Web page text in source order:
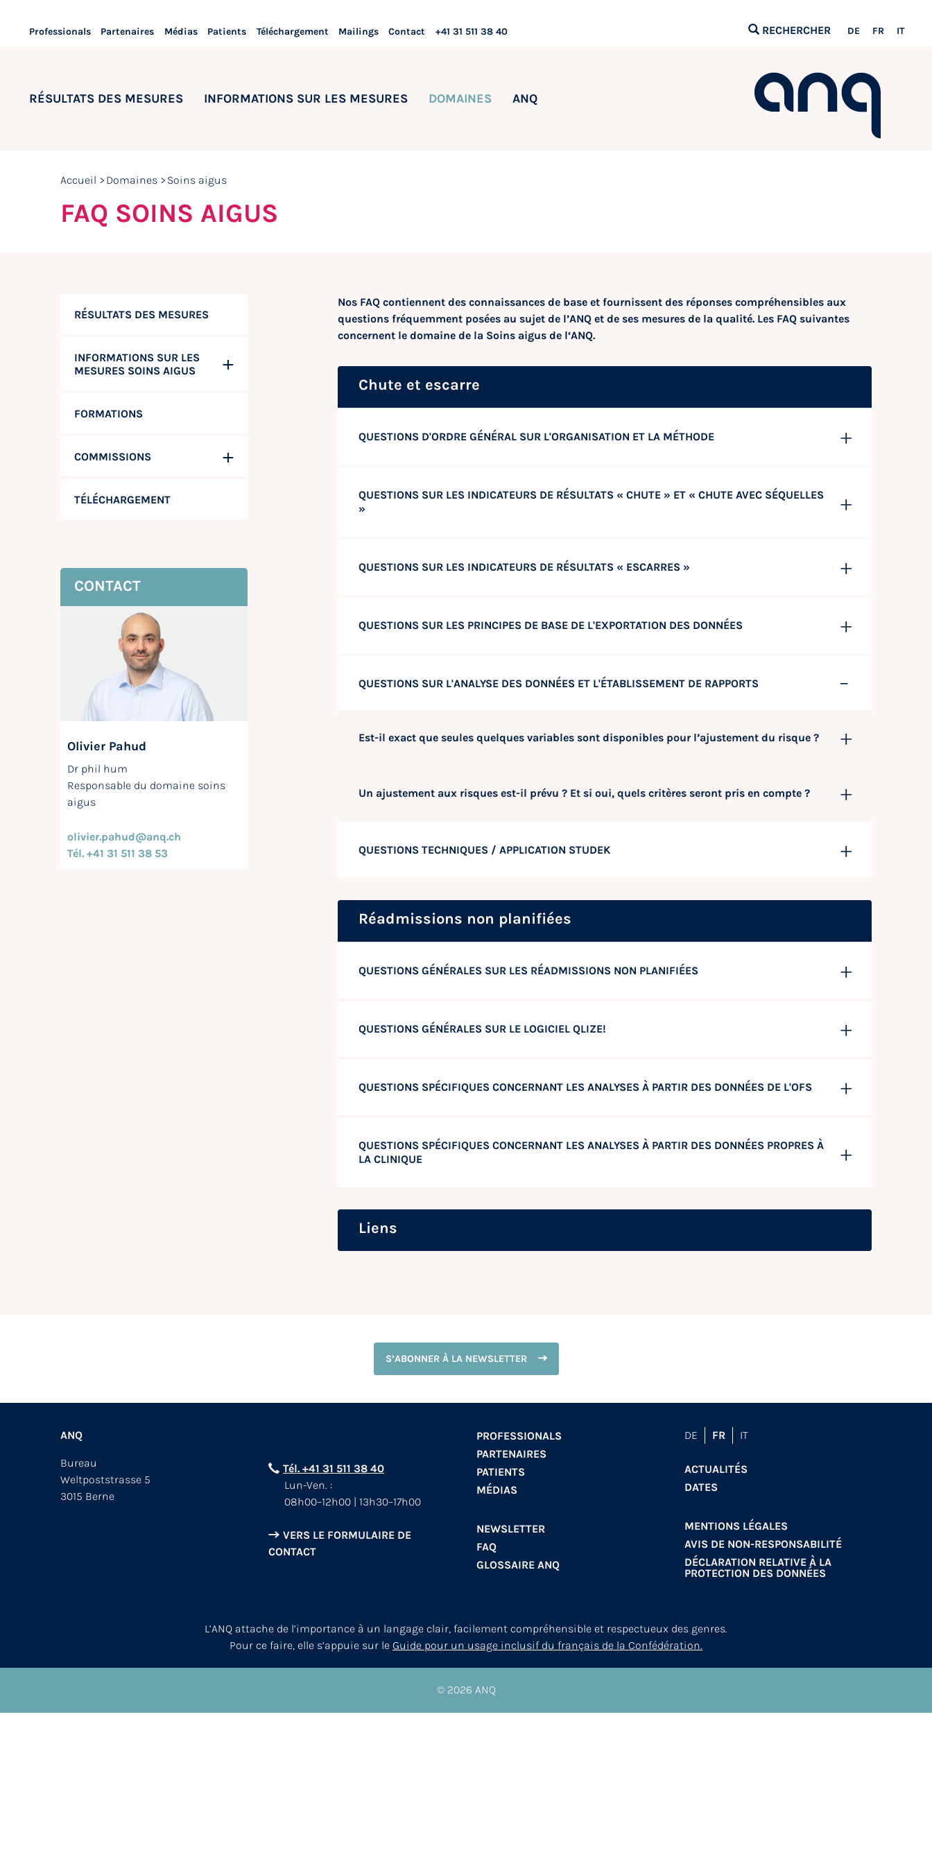
Professionals Partenaires Médias Patients Téléchargement Mailings Contact +41 31 511 38 40 RECHERCHER DE FR IT
RÉSULTATS DES MESURES INFORMATIONS SUR LES MESURES DOMAINES ANQ
Accueil Domaines Soins aigus
FAQ SOINS AIGUS
RÉSULTATS DES MESURES
INFORMATIONS SUR LES
MESURES SOINS AIGUS
FORMATIONS
COMMISSIONS
TÉLÉCHARGEMENT
CONTACT
Olivier Pahud
Dr phil hum
Responsable du domaine soins
aigus
olivier.pahud@anq.ch
Tél. +41 31 511 38 53
Nos FAQ contiennent des connaissances de base et fournissent des réponses compréhensibles aux
questions fréquemment posées au sujet de l’ANQ et de ses mesures de la qualité. Les FAQ suivantes
concernent le domaine de la Soins aigus de l‘ANQ.
Chute et escarre
QUESTIONS D'ORDRE GÉNÉRAL SUR L'ORGANISATION ET LA MÉTHODE
QUESTIONS SUR LES INDICATEURS DE RÉSULTATS « CHUTE » ET « CHUTE AVEC SÉQUELLES
»
QUESTIONS SUR LES INDICATEURS DE RÉSULTATS « ESCARRES »
QUESTIONS SUR LES PRINCIPES DE BASE DE L'EXPORTATION DES DONNÉES
QUESTIONS SUR L'ANALYSE DES DONNÉES ET L'ÉTABLISSEMENT DE RAPPORTS
Est-il exact que seules quelques variables sont disponibles pour l’ajustement du risque ?
Un ajustement aux risques est-il prévu ? Et si oui, quels critères seront pris en compte ?
QUESTIONS TECHNIQUES / APPLICATION STUDEK
Réadmissions non planifiées
QUESTIONS GÉNÉRALES SUR LES RÉADMISSIONS NON PLANIFIÉES
QUESTIONS GÉNÉRALES SUR LE LOGICIEL QLIZE!
QUESTIONS SPÉCIFIQUES CONCERNANT LES ANALYSES À PARTIR DES DONNÉES DE L'OFS
QUESTIONS SPÉCIFIQUES CONCERNANT LES ANALYSES À PARTIR DES DONNÉES PROPRES À
LA CLINIQUE
Liens
S’ABONNER À LA NEWSLETTER
ANQ
Bureau
Weltpoststrasse 5
3015 Berne
Tél. +41 31 511 38 40
Lun-Ven. :
08h00–12h00 | 13h30–17h00
VERS LE FORMULAIRE DE
CONTACT
PROFESSIONALS
PARTENAIRES
PATIENTS
MÉDIAS
NEWSLETTER
FAQ
GLOSSAIRE ANQ
DE FR IT
ACTUALITÉS
DATES
MENTIONS LÉGALES
AVIS DE NON-RESPONSABILITÉ
DÉCLARATION RELATIVE À LA
PROTECTION DES DONNÉES
L’ANQ attache de l’importance à un langage clair, facilement compréhensible et respectueux des genres.
Pour ce faire, elle s’appuie sur le Guide pour un usage inclusif du français de la Confédération.
© 2026 ANQ